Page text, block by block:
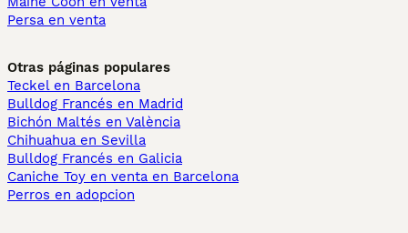
Persa en venta
Otras páginas populares
Teckel en Barcelona
Bulldog Francés en Madrid
Bichón Maltés en València
Chihuahua en Sevilla
Bulldog Francés en Galicia
Caniche Toy en venta en Barcelona
Perros en adopcion